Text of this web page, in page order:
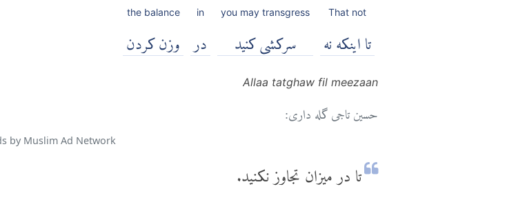
That not
تا اینکه نه
you may transgress
سرکشی کنید
in
در
the balance
وزن کردن
Allaa tatghaw fil meezaan
حسین تاجی گله داری:
by Muslim Ad Network
تا در میزان تجاوز نکنید.